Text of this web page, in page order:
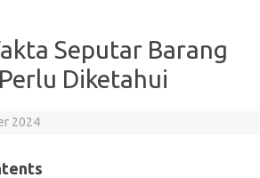
Seputar Barang
Diketahui
2024